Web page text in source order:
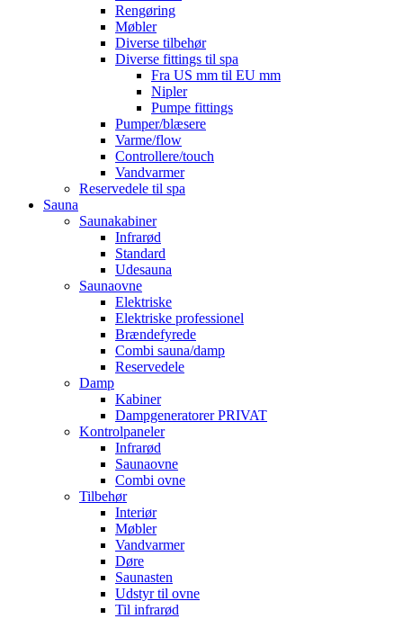
Rengøring
Møbler
Diverse tilbehør
Diverse fittings til spa
Fra US mm til EU mm
Nipler
Pumpe fittings
Pumper/blæsere
Varme/flow
Controllere/touch
Vandvarmer
Reservedele til spa
Sauna
Saunakabiner
Infrarød
Standard
Udesauna
Saunaovne
Elektriske
Elektriske professionel
Brændefyrede
Combi sauna/damp
Reservedele
Damp
Kabiner
Dampgeneratorer PRIVAT
Kontrolpaneler
Infrarød
Saunaovne
Combi ovne
Tilbehør
Interiør
Møbler
Vandvarmer
Døre
Saunasten
Udstyr til ovne
Til infrarød